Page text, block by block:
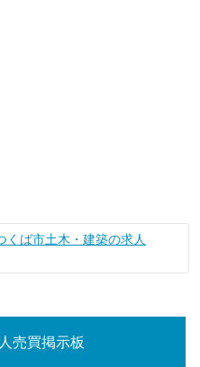
くば市土木・建築の求人
売買掲示板